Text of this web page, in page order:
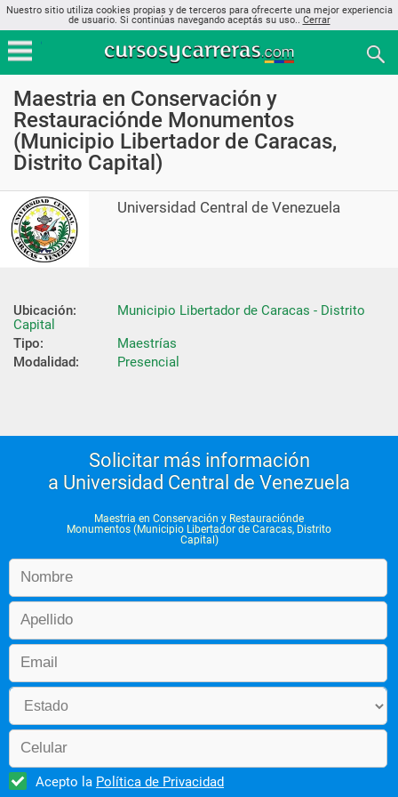
Nuestro sitio utiliza cookies propias y de terceros para ofrecerte una mejor experiencia
de usuario. Si continúas navegando aceptás su uso.. Cerrar
Maestria en Conservación y
Restauraciónde Monumentos
(Municipio Libertador de Caracas,
Distrito Capital)
Universidad Central de Venezuela
Ubicación:
Municipio Libertador de Caracas - Distrito
Capital
Tipo:
Maestrías
Modalidad:
Presencial
Solicitar más información
a Universidad Central de Venezuela
Maestria en Conservación y Restauraciónde
Monumentos (Municipio Libertador de Caracas, Distrito
Capital)
Acepto la Política de Privacidad